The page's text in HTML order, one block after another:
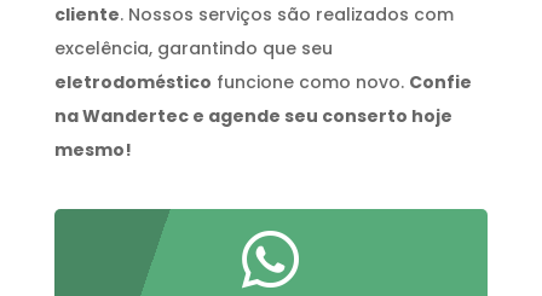
cliente. Nossos serviços são realizados com
excelência, garantindo que seu
eletrodoméstico funcione como novo. Confie
na Wandertec e agende seu conserto hoje
mesmo!
